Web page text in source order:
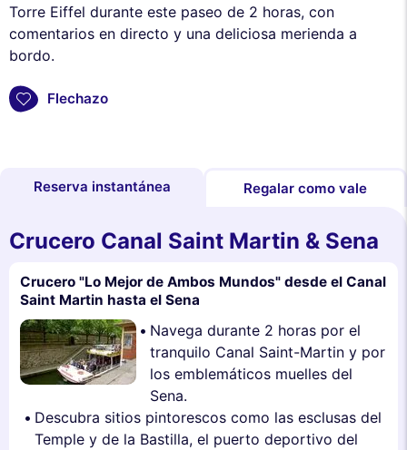
Torre Eiffel durante este paseo de 2 horas, con
comentarios en directo y una deliciosa merienda a
bordo.
Flechazo
Reserva instantánea Regalar como vale
Crucero Canal Saint Martin & Sena
Crucero "Lo Mejor de Ambos Mundos" desde el Canal
Saint Martin hasta el Sena
Navega durante 2 horas por el
tranquilo Canal Saint-Martin y por
los emblemáticos muelles del
Sena.
Descubra sitios pintorescos como las esclusas del
Temple y de la Bastilla, el puerto deportivo del